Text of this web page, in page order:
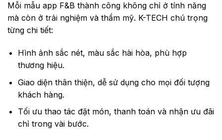
Mỗi mẫu app F&B thành công không chỉ ở tính năng
mà còn ở trải nghiệm và thẩm mỹ. K-TECH chú trọng
từng chi tiết:
Hình ảnh sắc nét, màu sắc hài hòa, phù hợp
thương hiệu.
Giao diện thân thiện, dễ sử dụng cho mọi đối tượng
khách hàng.
Tối ưu thao tác đặt món, thanh toán và nhận ưu đãi
chỉ trong vài bước.